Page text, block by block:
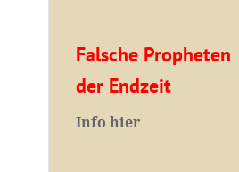
Falsche Propheten
der Endzeit
Info hier